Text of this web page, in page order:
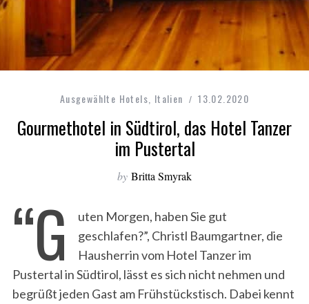
Ausgewählte Hotels Italien 13.02.2020
Gourmethotel in Südtirol, das Hotel Tanzer
im Pustertal
by Britta Smyrak
“G
uten Morgen, haben Sie gut
geschlafen?”, Christl Baumgartner, die
Hausherrin vom Hotel Tanzer im
Pustertal in Südtirol, lässt es sich nicht nehmen und
begrüßt jeden Gast am Frühstückstisch. Dabei kennt